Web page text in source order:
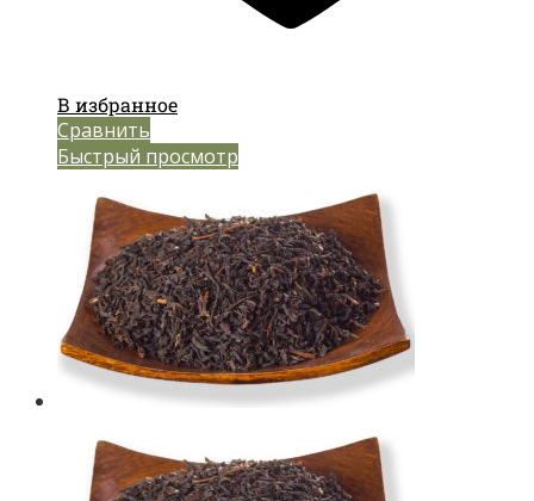
В избранное
Сравнить
Быстрый просмотр